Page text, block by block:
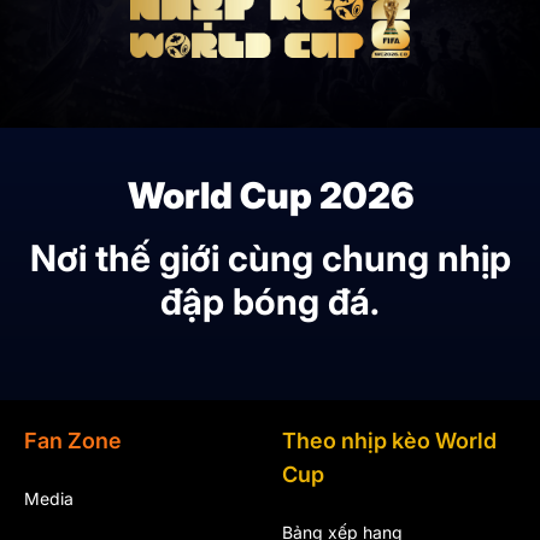
World Cup 2026
Nơi thế giới cùng chung nhịp
đập bóng đá.
Fan Zone
Media
Theo nhịp kèo World
Cup
Bảng xếp hạng